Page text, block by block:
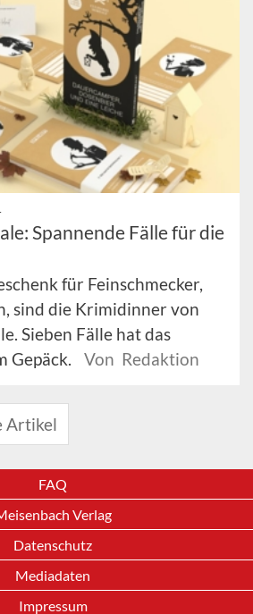
Spannende Fälle für die
für Feinschmecker,
sind die Krimidinner von
Sieben Fälle hat das
Gepäck.
Von Redaktion
Artikel
FAQ
Verlag
Datenschutz
Mediadaten
Impressum